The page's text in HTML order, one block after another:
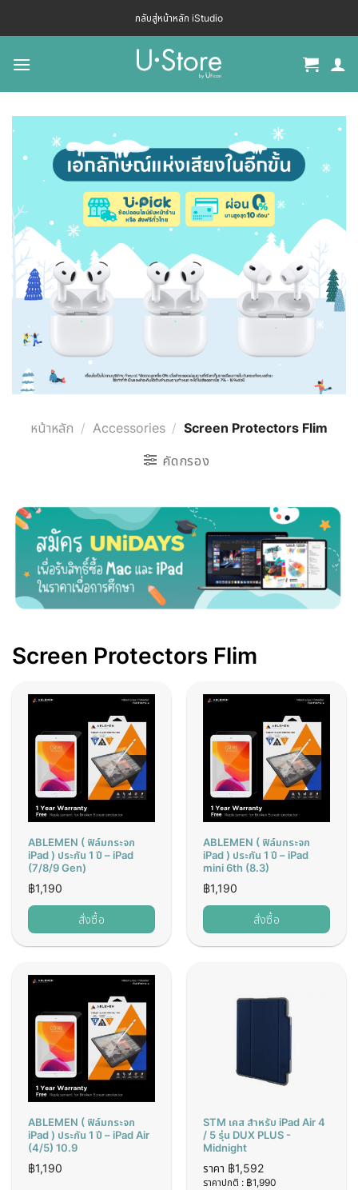
กลับสู่หน้าหลัก iStudio
หน้าหลัก / Accessories / Screen Protectors Flim
คัดกรอง
Screen Protectors Flim
ABLEMEN ( ฟิล์มกระจก
iPad ) ประกัน 1 ปี – iPad
(7/8/9 Gen)
฿1,190
สั่งซื้อ
ABLEMEN ( ฟิล์มกระจก
iPad ) ประกัน 1 ปี – iPad
mini 6th (8.3)
฿1,190
สั่งซื้อ
ABLEMEN ( ฟิล์มกระจก
iPad ) ประกัน 1 ปี – iPad Air
(4/5) 10.9
฿1,190
STM เคส สำหรับ iPad Air 4
/ 5 รุ่น DUX PLUS -
Midnight
ราคา ฿1,592
ราคาปกติ : ฿1,990